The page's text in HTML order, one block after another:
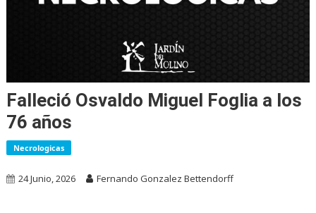
Falleció Osvaldo Miguel Foglia a los
76 años
Necrologicas
24 Junio, 2026 Fernando Gonzalez Bettendorff